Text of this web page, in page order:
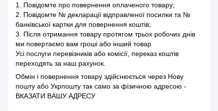
1. Повідомте про повернення оплаченого товару;
2. Повідомте № декларації відправленої посилки та №
банківської картки для повернення коштів;
3. Після отримання товару протягом трьох робочих днів
ми повертаємо вам гроші або інший товар
Усі послуги перевізників або комісії, переказ коштів
переходять за наш рахунок.
Обмін і повернення товару здійснюється через Нову
пошту або Укрпошту так само за фізичною адресою -
ВКАЗАТИ ВАШУ АДРЕСУ